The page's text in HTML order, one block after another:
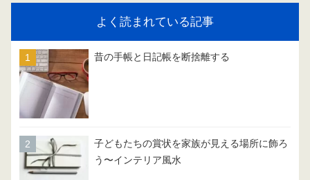
よく読まれている記事
昔の手帳と日記帳を断捨離する
子どもたちの賞状を家族が見える場所に飾ろ
う〜インテリア風水